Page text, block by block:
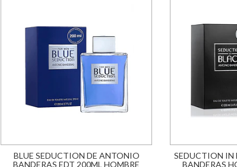
BLUE SEDUCTION DE ANTONIO
BANDERAS EDT 200ML HOMBRE
SEDUCTION IN
BANDERAS